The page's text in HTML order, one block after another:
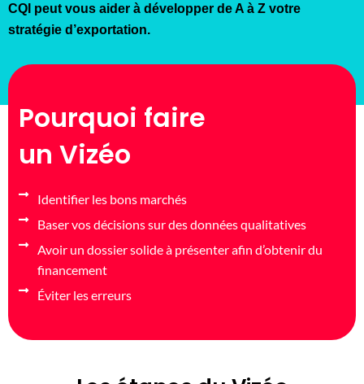
CQI peut vous aider à développer de A à Z votre
stratégie d’exportation.
Pourquoi faire
un Vizéo
Identifier les bons marchés
Baser vos décisions sur des données qualitatives
Avoir un dossier solide à présenter afin d’obtenir du
financement
Éviter les erreurs